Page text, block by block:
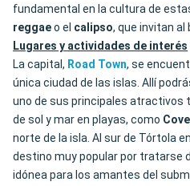
fundamental en la cultura de
reggaeo el calipso, que invitan al
Lugares y actividades de interés
La capital, Road Town, se
única ciudad de las islas. Allí
uno de sus principales atractivos
de sol y mar en playas, como Cove
norte de la isla. Al sur de Tórtola
destino muy popular por tratarse
idónea para los amantes del